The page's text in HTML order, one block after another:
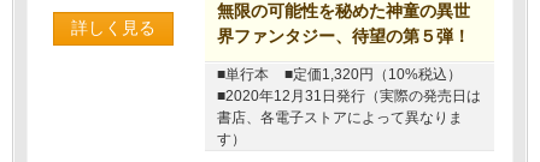
詳しく見る
無限の可能性を秘めた神童の異世
界ファンタジー、待望の第５弾！
■単行本
■定価1,320円（10%税込）
■2020年12月31日発行（実際の発売日は
書店、各電子ストアによって異なりま
す）